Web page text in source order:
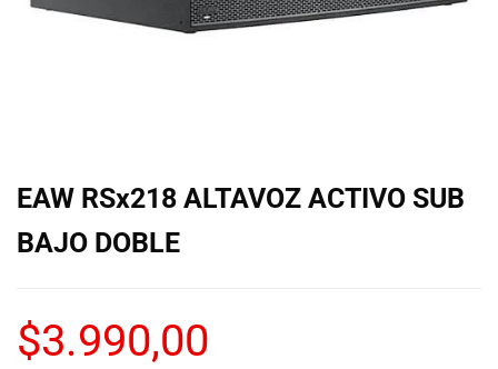
marcas del
mezcladores y
instrumentos
EAW RSx218 ALTAVOZ ACTIVO SUB
BAJO DOBLE
$3.990,00